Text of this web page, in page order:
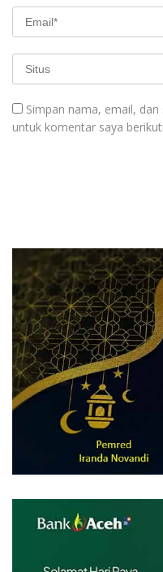
Simpan nama, email,
untuk komentar saya